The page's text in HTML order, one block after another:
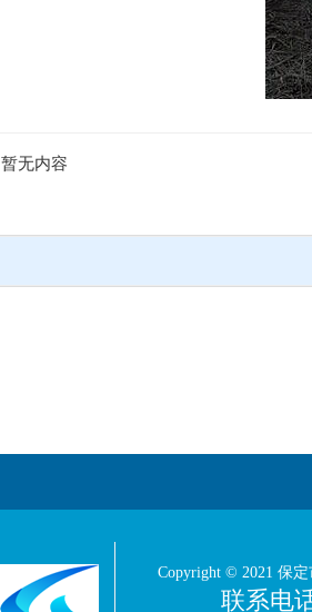
暂无内容
Copyright © 2021 保
联系电